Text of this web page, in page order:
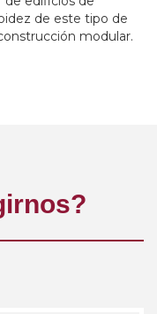
de este tipo de
modular.